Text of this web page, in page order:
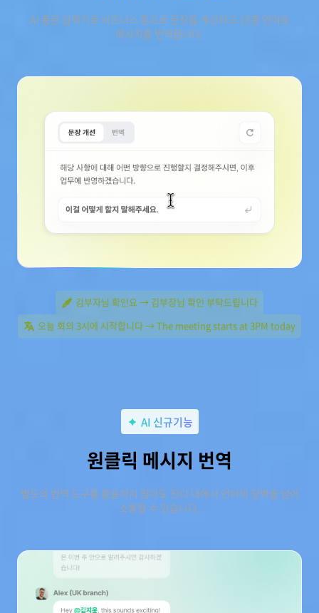
AI 품은 입력기로 비즈니스 톤으로 문장을 개선하고 15종 언어로
메시지를 번역합니다.
김부자님 확인요 → 김부장님 확인 부탁드립니다
오늘 회의 3시에 시작합니다 → The meeting starts at 3PM today
AI 신규기능
원클릭 메시지 번역
별도의 번역 도구를 활용하지 않아도 잔디 내에서 언어의 장벽을 넘어
소통할 수 있습니다.